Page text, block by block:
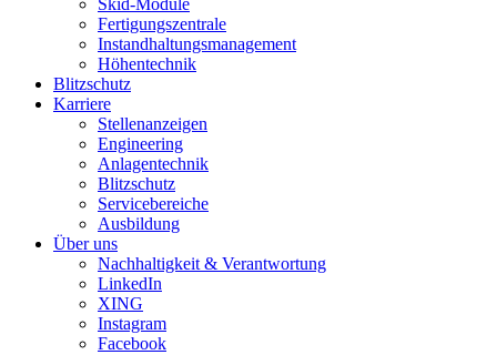
Skid-Module
Fertigungszentrale
Instandhaltungsmanagement
Höhentechnik
Blitzschutz
Karriere
Stellenanzeigen
Engineering
Anlagentechnik
Blitzschutz
Servicebereiche
Ausbildung
Über uns
Nachhaltigkeit & Verantwortung
LinkedIn
XING
Instagram
Facebook